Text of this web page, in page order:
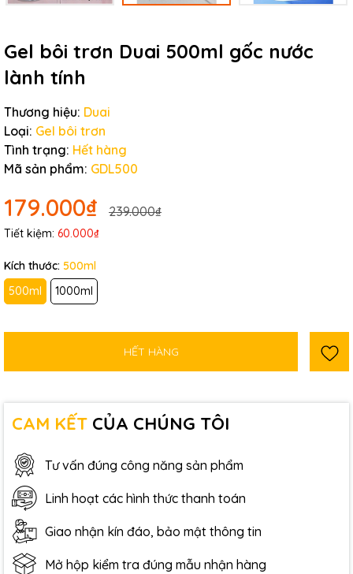
Gel bôi trơn Duai 500ml gốc nước
lành tính
Thương hiệu: Duai
Loại: Gel bôi trơn
Tình trạng: Hết hàng
Mã sản phẩm: GDL500
179.000₫ 239.000₫
Tiết kiệm: 60.000₫
Kích thước: 500ml
500ml
1000ml
HẾT HÀNG
CAM KẾT CỦA CHÚNG TÔI
Tư vấn đúng công năng sản phẩm
Linh hoạt các hình thức thanh toán
Giao nhận kín đáo, bảo mật thông tin
Mở hộp kiểm tra đúng mẫu nhận hàng